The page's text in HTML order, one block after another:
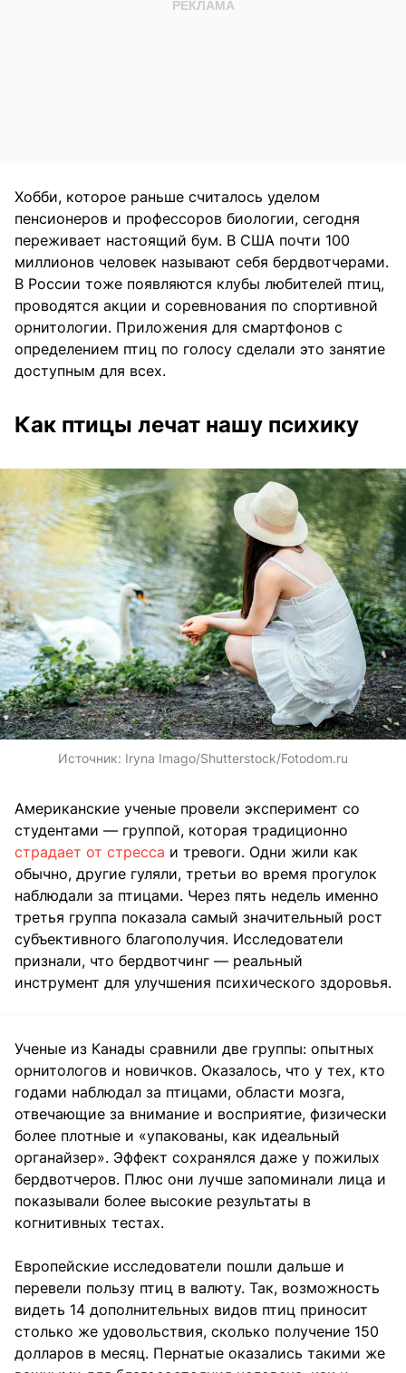
Хобби, которое раньше считалось уделом
пенсионеров и профессоров биологии, сегодня
переживает настоящий бум. В США почти 100
миллионов человек называют себя бердвотчерами.
В России тоже появляются клубы любителей птиц,
проводятся акции и соревнования по спортивной
орнитологии. Приложения для смартфонов с
определением птиц по голосу сделали это занятие
доступным для всех.
Как птицы лечат нашу психику
Источник: Iryna Imago/Shutterstock/Fotodom.ru
Американские ученые провели эксперимент со
студентами — группой, которая традиционно
страдает от стресса и тревоги. Одни жили как
обычно, другие гуляли, третьи во время прогулок
наблюдали за птицами. Через пять недель именно
третья группа показала самый значительный рост
субъективного благополучия. Исследователи
признали, что бердвотчинг — реальный
инструмент для улучшения психического здоровья.
Ученые из Канады сравнили две группы: опытных
орнитологов и новичков. Оказалось, что у тех, кто
годами наблюдал за птицами, области мозга,
отвечающие за внимание и восприятие, физически
более плотные и «упакованы, как идеальный
органайзер». Эффект сохранялся даже у пожилых
бердвотчеров. Плюс они лучше запоминали лица и
показывали более высокие результаты в
когнитивных тестах.
Европейские исследователи пошли дальше и
перевели пользу птиц в валюту. Так, возможность
видеть 14 дополнительных видов птиц приносит
столько же удовольствия, сколько получение 150
долларов в месяц. Пернатые оказались такими же